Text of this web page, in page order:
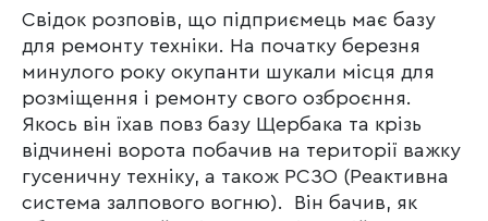
Свідок розповів, що підприємець має базу
для ремонту техніки. На початку березня
минулого року окупанти шукали місця для
розміщення і ремонту свого озброєння.
Якось він їхав повз базу Щербака та крізь
відчинені ворота побачив на території важку
гусеничну техніку, а також РСЗО (Реактивна
система залпового вогню). Він бачив, як